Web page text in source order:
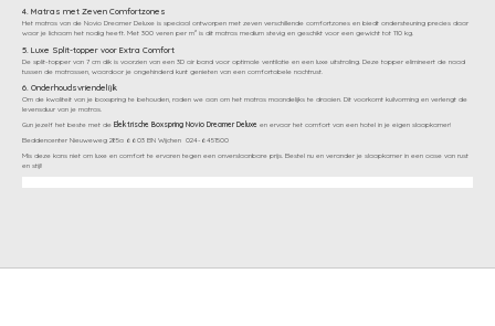
4. Matras met Zeven Comfortzones
Het matras van de Novio Dreamer Deluxe is speciaal ontworpen met zeven verschillende comfortzones en biedt ondersteuning precies daar
waar je lichaam het nodig heeft. Met 300 veren per m² is dit matras medium stevig en geschikt voor een gewicht tot 110 kg.
5. Luxe Split-topper voor Extra Comfort
De split-topper van 7 cm dik is voorzien van een 3D air band voor optimale ventilatie en een luxe uitstraling. Deze topper elimineert de naad
tussen de matrassen, waardoor je ongehinderd kunt genieten van een comfortabele nachtrust.
6. Onderhoudsvriendelijk
Om de kwaliteit van je boxspring te behouden, raden we aan om het matras maandelijks te draaien. Dit voorkomt kuilvorming en verlengt de
levensduur van je matras.
Gun jezelf het beste met de Elektrische Boxspring Novio Dreamer Deluxe en ervaar het comfort van een hotel in je eigen slaapkamer!
Beddencenter Nieuweweg 285a 6603 BN Wijchen 024-6451500
Mis deze kans niet om luxe en comfort te ervaren tegen een onverslaanbare prijs. Bestel nu en verander je slaapkamer in een oase van rust
en stijl!